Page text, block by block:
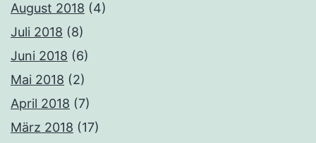
August 2018 (4)
Juli 2018 (8)
Juni 2018 (6)
Mai 2018 (2)
April 2018 (7)
März 2018 (17)